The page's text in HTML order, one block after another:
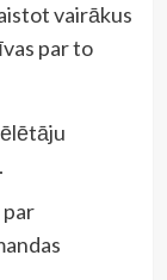
vairākus
par to